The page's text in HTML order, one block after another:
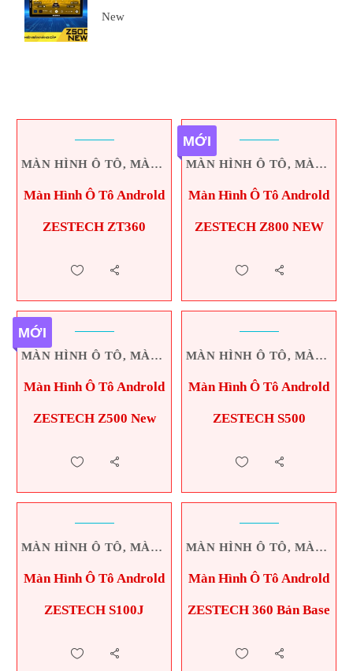
New
MÀN HÌNH Ô TÔ, MÀN HÌNH ZESTECH
Màn Hình Ô Tô Androld
ZESTECH ZT360
MỚI
MÀN HÌNH Ô TÔ, MÀN HÌNH ZESTECH
Màn Hình Ô Tô Androld
ZESTECH Z800 NEW
MỚI
MÀN HÌNH Ô TÔ, MÀN HÌNH ZESTECH
Màn Hình Ô Tô Androld
ZESTECH Z500 New
MÀN HÌNH Ô TÔ, MÀN HÌNH ZESTECH
Màn Hình Ô Tô Androld
ZESTECH S500
MÀN HÌNH Ô TÔ, MÀN HÌNH ZESTECH
Màn Hình Ô Tô Androld
ZESTECH S100J
MÀN HÌNH Ô TÔ, MÀN HÌNH ZESTECH
Màn Hình Ô Tô Androld
ZESTECH 360 Bản Base